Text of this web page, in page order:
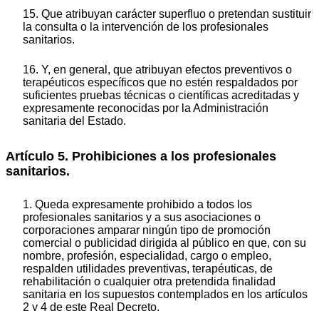
15. Que atribuyan carácter superfluo o pretendan sustituir
la consulta o la intervención de los profesionales
sanitarios.
16. Y, en general, que atribuyan efectos preventivos o
terapéuticos específicos que no estén respaldados por
suficientes pruebas técnicas o científicas acreditadas y
expresamente reconocidas por la Administración
sanitaria del Estado.
Artículo 5. Prohibiciones a los profesionales
sanitarios.
1. Queda expresamente prohibido a todos los
profesionales sanitarios y a sus asociaciones o
corporaciones amparar ningún tipo de promoción
comercial o publicidad dirigida al público en que, con su
nombre, profesión, especialidad, cargo o empleo,
respalden utilidades preventivas, terapéuticas, de
rehabilitación o cualquier otra pretendida finalidad
sanitaria en los supuestos contemplados en los artículos
2 y 4 de este Real Decreto.